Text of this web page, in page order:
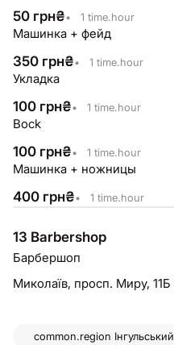
50 грн₴• 1 time.hour
Машинка + фейд
350 грн₴• 1 time.hour
Укладка
100 грн₴• 1 time.hour
Bock
100 грн₴• 1 time.hour
Машинка + ножницы
400 грн₴• 1 time.hour
13 Barbershop
Барбершоп
Миколаїв, просп. Миру, 11Б
common.region Інгульський